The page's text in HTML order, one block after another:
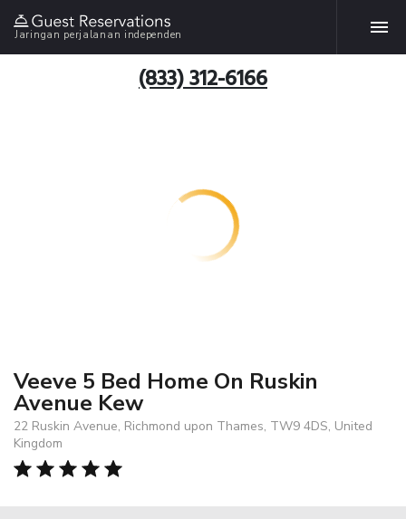
Jaringan perjalanan independen
(833) 312-6166
Veeve 5 Bed Home On Ruskin
Avenue Kew
22 Ruskin Avenue, Richmond upon Thames, TW9 4DS, United
Kingdom